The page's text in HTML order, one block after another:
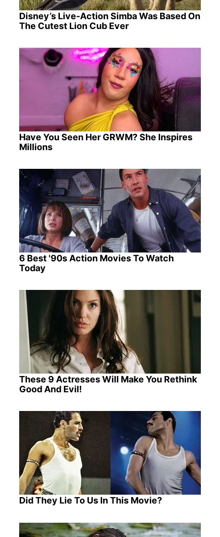
Disney’s Live-Action Simba Was Based On
The Cutest Lion Cub Ever
Have You Seen Her GRWM? She Inspires
Millions
6 Best '90s Action Movies To Watch
Today
These 9 Actresses Will Make You Rethink
Good And Evil!
Did They Lie To Us In This Movie?